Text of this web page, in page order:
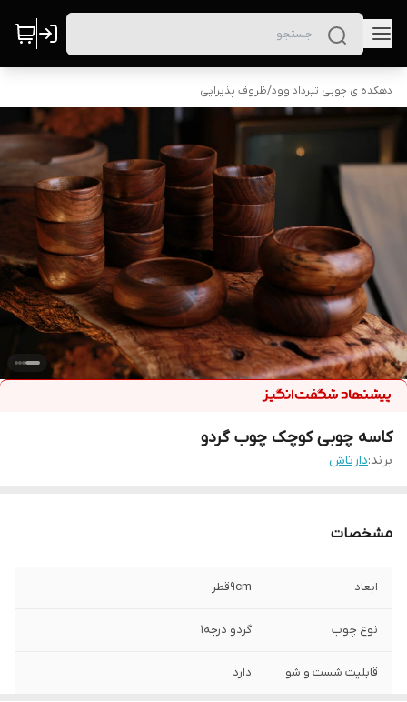
دهکده ی چوبی تیرداد وود/ظروف پذیرایی
کاسه چوبی کوچک چوب گردو
برند:دارتاش
مشخصات
ابعاد 9cmقطر
نوع چوب گردو درجه1
قابلیت شست و شو دارد